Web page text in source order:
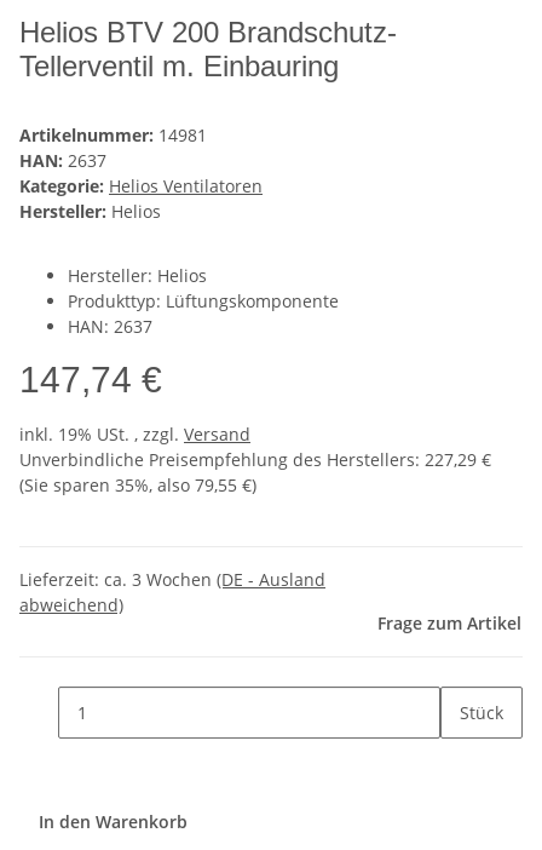
Helios BTV 200 Brandschutz-
Tellerventil m. Einbauring
Artikelnummer: 14981
HAN: 2637
Kategorie: Helios Ventilatoren
Hersteller: Helios
Hersteller: Helios
Produkttyp: Lüftungskomponente
HAN: 2637
147,74 €
inkl. 19% USt. , zzgl. Versand
Unverbindliche Preisempfehlung des Herstellers: 227,29 €
(Sie sparen 35%, also 79,55 €)
Lieferzeit: ca. 3 Wochen (DE - Ausland
abweichend)
Frage zum Artikel
Stück
In den Warenkorb